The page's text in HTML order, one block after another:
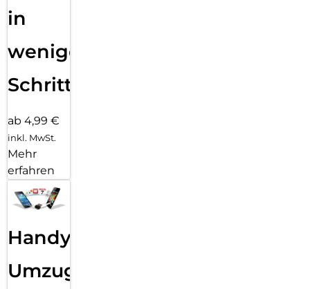
in
wenigen
Schritten
ab 4,99 €
inkl. MwSt.
Mehr
erfahren
Handy
Umzug